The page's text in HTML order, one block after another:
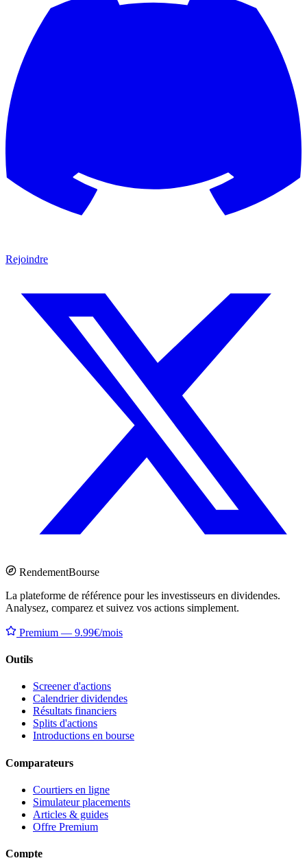
Rejoindre
RendementBourse
La plateforme de référence pour les investisseurs en dividendes.
Analysez, comparez et suivez vos actions simplement.
Premium — 9.99€/mois
Outils
Screener d'actions
Calendrier dividendes
Résultats financiers
Splits d'actions
Introductions en bourse
Comparateurs
Courtiers en ligne
Simulateur placements
Articles & guides
Offre Premium
Compte